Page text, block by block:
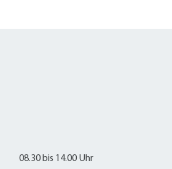
08.30 bis 14.00 Uhr